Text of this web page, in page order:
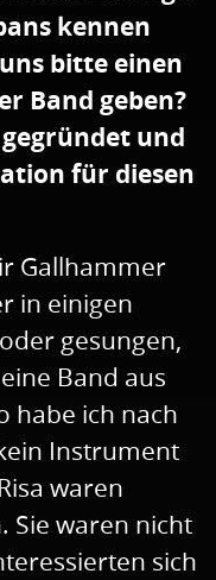
kennen
bitte einen
Band geben?
und
für diesen
Gallhammer
in einigen
gesungen,
Band aus
habe ich nach
Instrument
waren
Sie waren nicht
sich